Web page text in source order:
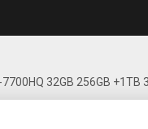
32GB 256GB +1TB